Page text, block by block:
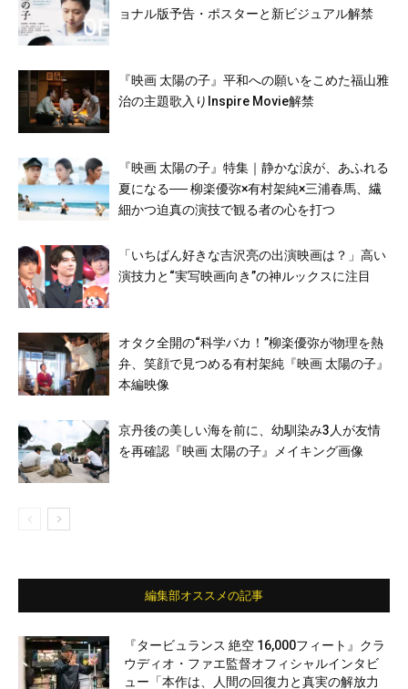
ョナル版予告・ポスターと新ビジュアル解禁
『映画 太陽の子』平和への願いをこめた福山雅
治の主題歌入りInspire Movie解禁
『映画 太陽の子』特集｜静かな涙が、あふれる
夏になる── 柳楽優弥×有村架純×三浦春馬、繊
細かつ迫真の演技で観る者の心を打つ
「いちばん好きな吉沢亮の出演映画は？」高い
演技力と“実写映画向き”の神ルックスに注目
オタク全開の“科学バカ！”柳楽優弥が物理を熱
弁、笑顔で見つめる有村架純『映画 太陽の子』
本編映像
京丹後の美しい海を前に、幼馴染み3人が友情
を再確認『映画 太陽の子』メイキング画像
編集部オススメの記事
『タービュランス 絶空 16,000フィート』クラ
ウディオ・ファエ監督オフィシャルインタビ
ュー「本作は、人間の回復力と真実の解放力